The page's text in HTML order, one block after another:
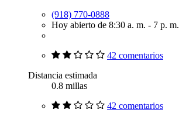
(918) 770-0888
Hoy abierto de 8:30 a. m. - 7 p. m.
42 comentarios
Distancia estimada
0.8 millas
42 comentarios